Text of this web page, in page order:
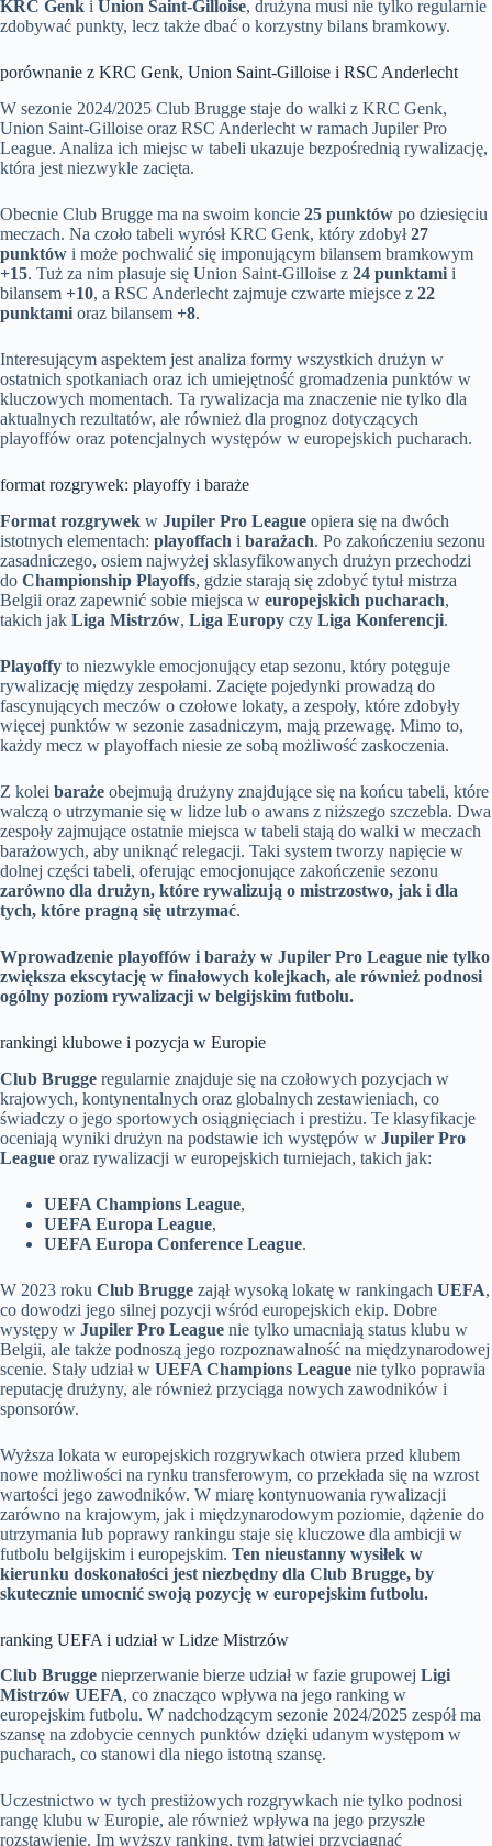
KRC Genk i Union Saint-Gilloise, drużyna musi nie tylko regularnie
zdobywać punkty, lecz także dbać o korzystny bilans bramkowy.
porównanie z KRC Genk, Union Saint-Gilloise i RSC Anderlecht
W sezonie 2024/2025 Club Brugge staje do walki z KRC Genk,
Union Saint-Gilloise oraz RSC Anderlecht w ramach Jupiler Pro
League. Analiza ich miejsc w tabeli ukazuje bezpośrednią rywalizację,
która jest niezwykle zacięta.
Obecnie Club Brugge ma na swoim koncie 25 punktów po dziesięciu
meczach. Na czoło tabeli wyrósł KRC Genk, który zdobył27
punktów i może pochwalić się imponującym bilansem bramkowym
+15. Tuż za nim plasuje się Union Saint-Gilloise z 24 punktami i
bilansem +10, a RSC Anderlecht zajmuje czwarte miejsce z 22
punktami oraz bilansem +8.
Interesującym aspektem jest analiza formy wszystkich drużyn w
ostatnich spotkaniach oraz ich umiejętność gromadzenia punktów w
kluczowych momentach. Ta rywalizacja ma znaczenie nie tylko dla
aktualnych rezultatów, ale również dla prognoz dotyczących
playoffów oraz potencjalnych występów w europejskich pucharach.
format rozgrywek: playoffy i baraże
Format rozgrywek w Jupiler Pro League opiera się na dwóch
istotnych elementach: playoffach i barażach. Po zakończeniu sezonu
zasadniczego, osiem najwyżej sklasyfikowanych drużyn przechodzi
do Championship Playoffs, gdzie starają się zdobyć tytuł mistrza
Belgii oraz zapewnić sobie miejsca w europejskich pucharach,
takich jak Liga Mistrzów, Liga Europy czy Liga Konferencji.
Playoffy to niezwykle emocjonujący etap sezonu, który potęguje
rywalizację między zespołami. Zacięte pojedynki prowadzą do
fascynujących meczów o czołowe lokaty, a zespoły, które zdobyły
więcej punktów w sezonie zasadniczym, mają przewagę. Mimo to,
każdy mecz w playoffach niesie ze sobą możliwość zaskoczenia.
Z kolei baraże obejmują drużyny znajdujące się na końcu tabeli, które
walczą o utrzymanie się w lidze lub o awans z niższego szczebla. Dwa
zespoły zajmujące ostatnie miejsca w tabeli stają do walki w meczach
barażowych, aby uniknąć relegacji. Taki system tworzy napięcie w
dolnej części tabeli, oferując emocjonujące zakończenie sezonu
zarówno dla drużyn, które rywalizują o mistrzostwo, jak i dla
tych, które pragną się utrzymać.
Wprowadzenie playoffów i baraży w Jupiler Pro League nie tylko
zwiększa ekscytację w finałowych kolejkach, ale również podnosi
ogólny poziom rywalizacji w belgijskim futbolu.
rankingi klubowe i pozycja w Europie
Club Brugge regularnie znajduje się na czołowych pozycjach w
krajowych, kontynentalnych oraz globalnych zestawieniach, co
świadczy o jego sportowych osiągnięciach i prestiżu. Te klasyfikacje
oceniają wyniki drużyn na podstawie ich występów w Jupiler Pro
League oraz rywalizacji w europejskich turniejach, takich jak:
UEFA Champions League,
UEFA Europa League,
UEFA Europa Conference League.
W 2023 roku Club Brugge zajął wysoką lokatę w rankingach UEFA,
co dowodzi jego silnej pozycji wśród europejskich ekip. Dobre
występy w Jupiler Pro League nie tylko umacniają status klubu w
Belgii, ale także podnoszą jego rozpoznawalność na międzynarodowej
scenie. Stały udział w UEFA Champions League nie tylko poprawia
reputację drużyny, ale również przyciąga nowych zawodników i
sponsorów.
Wyższa lokata w europejskich rozgrywkach otwiera przed klubem
nowe możliwości na rynku transferowym, co przekłada się na wzrost
wartości jego zawodników. W miarę kontynuowania rywalizacji
zarówno na krajowym, jak i międzynarodowym poziomie, dążenie do
utrzymania lub poprawy rankingu staje się kluczowe dla ambicji w
futbolu belgijskim i europejskim. Ten nieustanny wysiłek w
kierunku doskonałości jest niezbędny dla Club Brugge, by
skutecznie umocnić swoją pozycję w europejskim futbolu.
ranking UEFA i udział w Lidze Mistrzów
Club Brugge nieprzerwanie bierze udział w fazie grupowej Ligi
Mistrzów UEFA, co znacząco wpływa na jego ranking w
europejskim futbolu. W nadchodzącym sezonie 2024/2025 zespół ma
szansę na zdobycie cennych punktów dzięki udanym występom w
pucharach, co stanowi dla niego istotną szansę.
Uczestnictwo w tych prestiżowych rozgrywkach nie tylko podnosi
rangę klubu w Europie, ale również wpływa na jego przyszłe
rozstawienie. Im wyższy ranking, tym łatwiej przyciągnąć